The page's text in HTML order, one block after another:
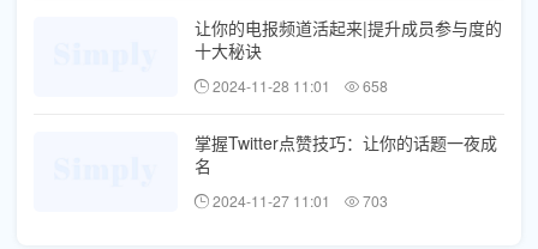
让你的电报频道活起来|提升成员参与度的
十大秘诀
2024-11-28 11:01 658
掌握Twitter点赞技巧：让你的话题一夜成
名
2024-11-27 11:01 703